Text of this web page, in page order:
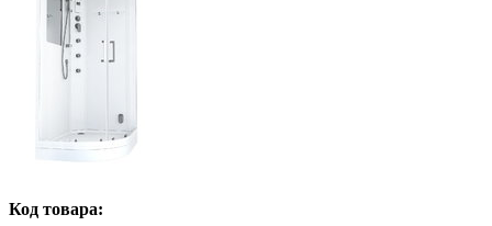
Код товара: